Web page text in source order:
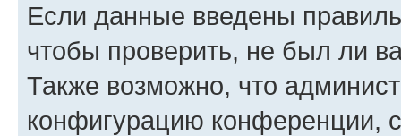
Если данные введены
чтобы проверить, не был ли
Также возможно, что
конфигурацию конференции,